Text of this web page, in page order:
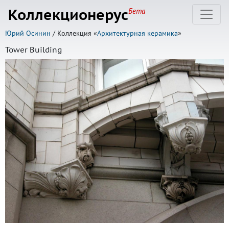
КоллекционерусБета
Юрий Осинин / Коллекция «Архитектурная керамика»
Tower Building